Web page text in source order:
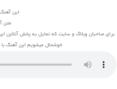
این
متن
برای صاحبان وبلاگ و سایت که تمایل به پخش آنلاین
خوشحال میشویم این آهنگ با